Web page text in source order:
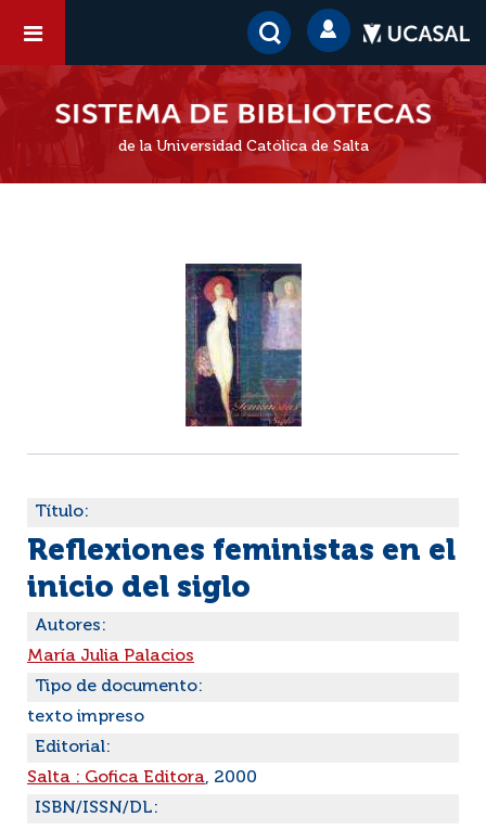
de la Universidad Católica de Salta
Título:
Reflexiones feministas en el
inicio del siglo
Autores:
María Julia Palacios
Tipo de documento:
texto impreso
Editorial:
Salta : Gofica Editora, 2000
ISBN/ISSN/DL: